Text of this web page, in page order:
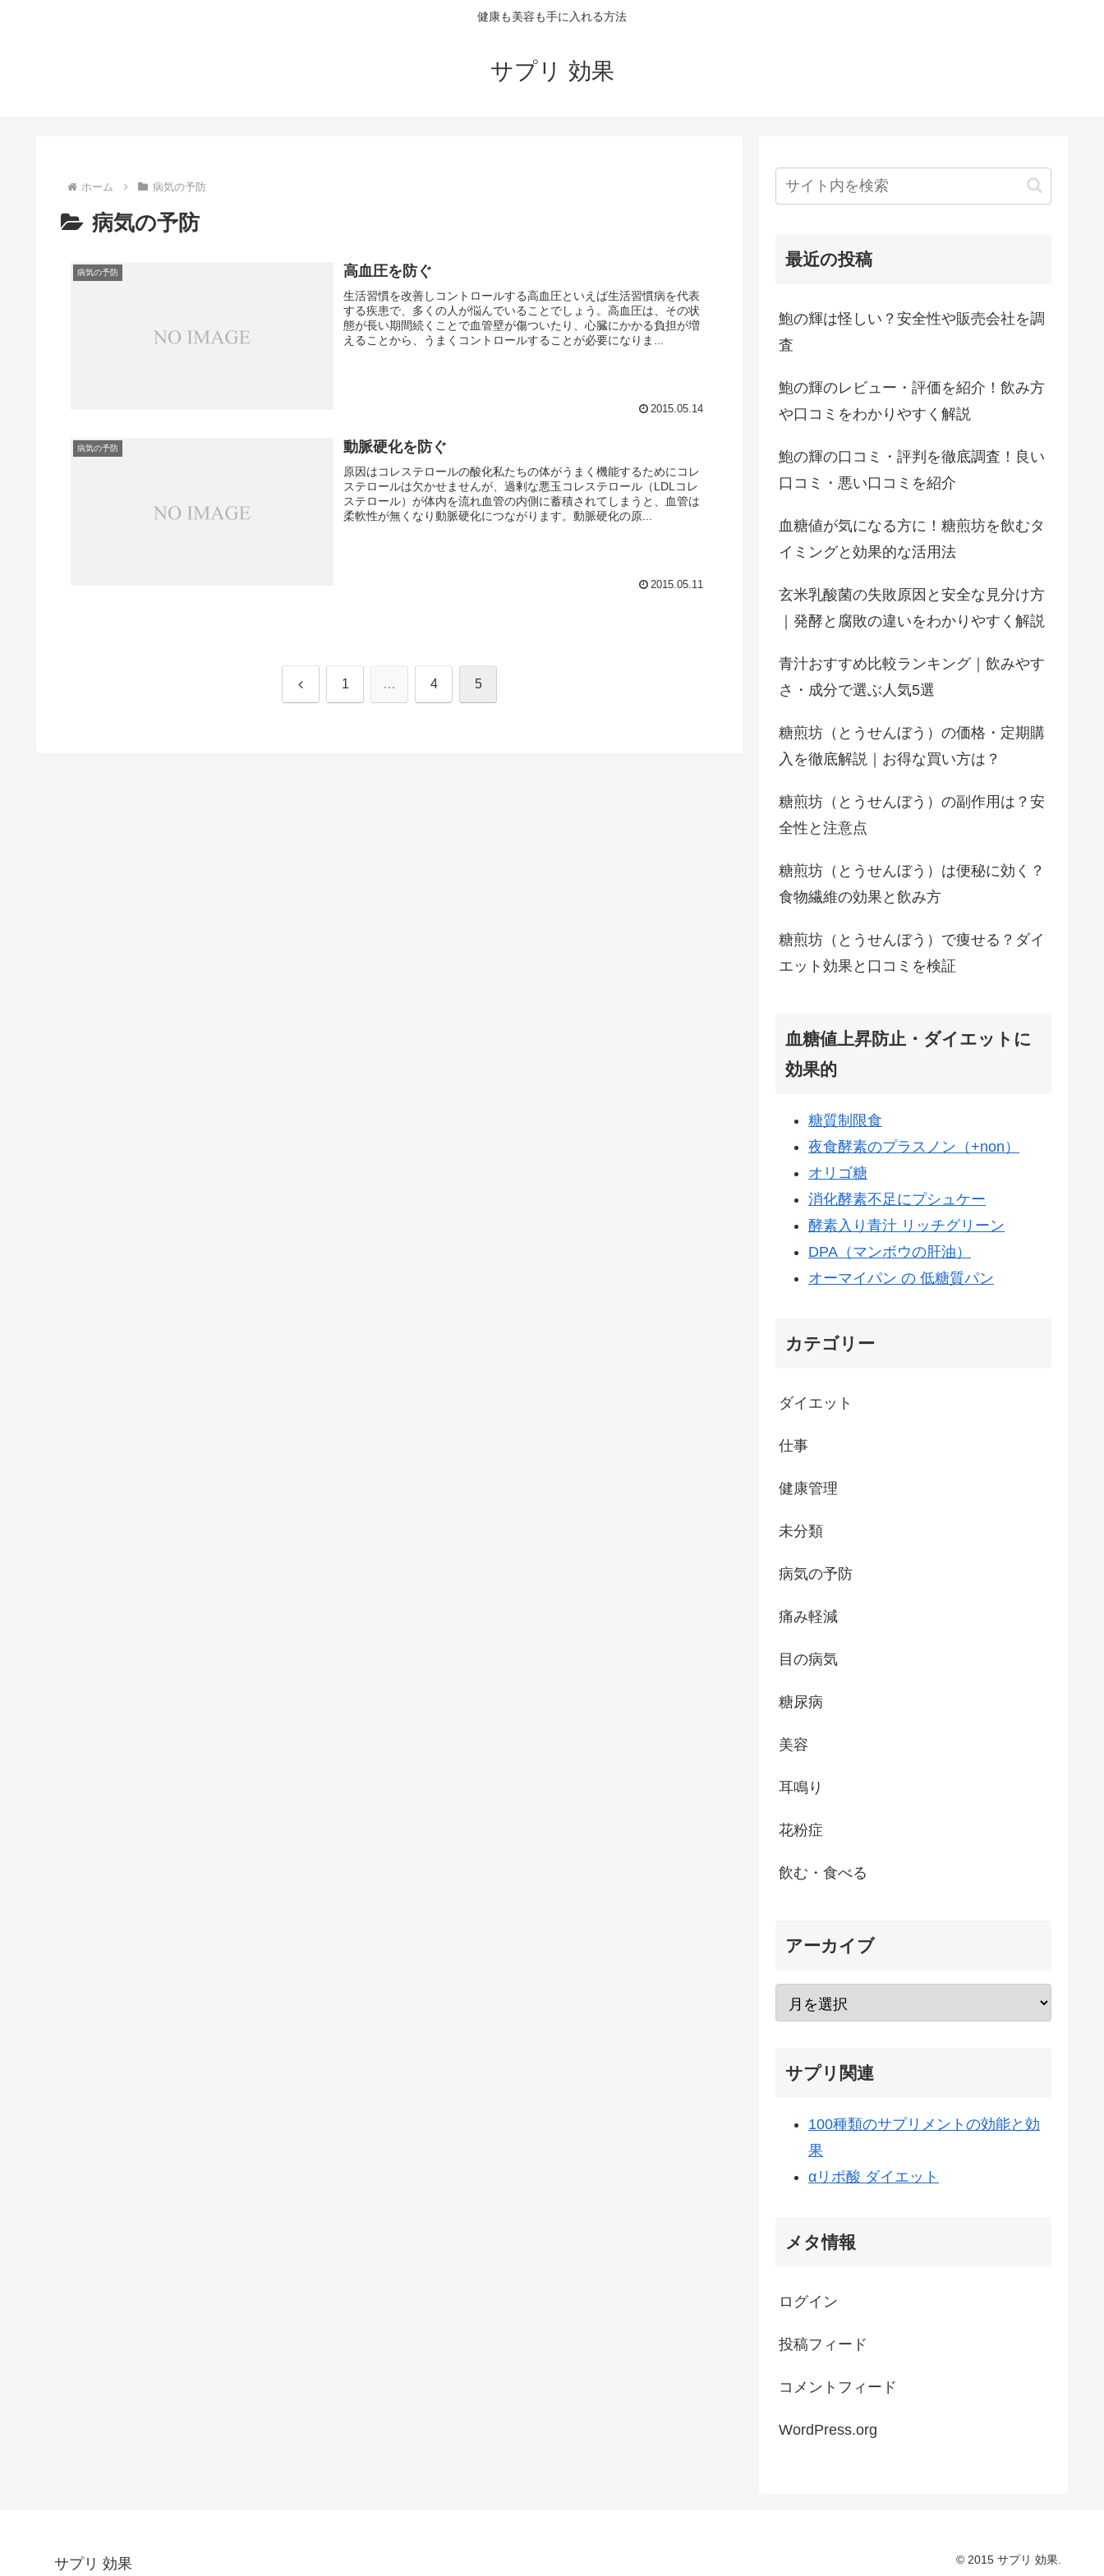
健康も美容も手に入れる方法
サプリ 効果
ホーム 病気の予防
病気の予防
病気の予防 高血圧を防ぐ
生活習慣を改善しコントロールする高血圧といえば生活習慣病を代表
する疾患で、多くの人が悩んでいることでしょう。高血圧は、その状
態が長い期間続くことで血管壁が傷ついたり、心臓にかかる負担が増
えることから、うまくコントロールすることが必要になりま...
2015.05.14
病気の予防 動脈硬化を防ぐ
原因はコレステロールの酸化私たちの体がうまく機能するためにコレ
ステロールは欠かせませんが、過剰な悪玉コレステロール（LDLコレ
ステロール）が体内を流れ血管の内側に蓄積されてしまうと、血管は
柔軟性が無くなり動脈硬化につながります。動脈硬化の原...
2015.05.11
前 1 … 4 5
最近の投稿
鮑の輝は怪しい？安全性や販売会社を調
査
鮑の輝のレビュー・評価を紹介！飲み方
や口コミをわかりやすく解説
鮑の輝の口コミ・評判を徹底調査！良い
口コミ・悪い口コミを紹介
血糖値が気になる方に！糖煎坊を飲むタ
イミングと効果的な活用法
玄米乳酸菌の失敗原因と安全な見分け方
｜発酵と腐敗の違いをわかりやすく解説
青汁おすすめ比較ランキング｜飲みやす
さ・成分で選ぶ人気5選
糖煎坊（とうせんぼう）の価格・定期購
入を徹底解説｜お得な買い方は？
糖煎坊（とうせんぼう）の副作用は？安
全性と注意点
糖煎坊（とうせんぼう）は便秘に効く？
食物繊維の効果と飲み方
糖煎坊（とうせんぼう）で痩せる？ダイ
エット効果と口コミを検証
血糖値上昇防止・ダイエットに
効果的
糖質制限食
夜食酵素のプラスノン（+non）
オリゴ糖
消化酵素不足にプシュケー
酵素入り青汁 リッチグリーン
DPA（マンボウの肝油）
オーマイパン の 低糖質パン
カテゴリー
ダイエット
仕事
健康管理
未分類
病気の予防
痛み軽減
目の病気
糖尿病
美容
耳鳴り
花粉症
飲む・食べる
アーカイブ
サプリ関連
100種類のサプリメントの効能と効
果
αリポ酸 ダイエット
メタ情報
ログイン
投稿フィード
コメントフィード
WordPress.org
サプリ 効果 © 2015 サプリ 効果.